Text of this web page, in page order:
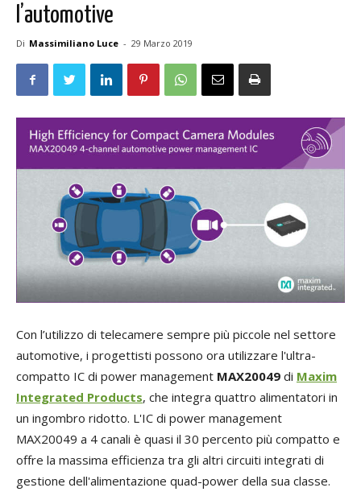
l’automotive
Di Massimiliano Luce - 29 Marzo 2019
Con l’utilizzo di telecamere sempre più piccole nel settore
automotive, i progettisti possono ora utilizzare l'ultra-
compatto IC di power management MAX20049 di Maxim
Integrated Products, che integra quattro alimentatori in
un ingombro ridotto. L'IC di power management
MAX20049 a 4 canali è quasi il 30 percento più compatto e
offre la massima efficienza tra gli altri circuiti integrati di
gestione dell'alimentazione quad-power della sua classe.